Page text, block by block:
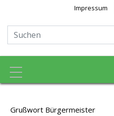
Impressum
Toggle navigation
Grußwort Bürgermeister